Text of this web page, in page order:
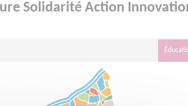
Solidarité Action